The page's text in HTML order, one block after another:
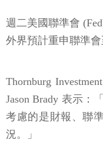
週二美國聯準會
外界預計重申聯準
Thornburg
Jason Brady 表示
考慮的是財報、聯
況。」